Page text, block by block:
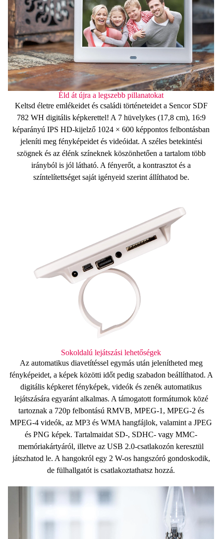
Éld át újra a legszebb pillanatokat
Keltsd életre emlékeidet és családi történeteidet a Sencor SDF
782 WH digitális képkerettel! A 7 hüvelykes (17,8 cm), 16:9
képarányú IPS HD-kijelző 1024 × 600 képpontos felbontásban
jeleníti meg fényképeidet és videóidat. A széles betekintési
szögnek és az élénk színeknek köszönhetően a tartalom több
irányból is jól látható. A fényerőt, a kontrasztot és a
színtelítettséget saját igényeid szerint állíthatod be.
Sokoldalú lejátszási lehetőségek
Az automatikus diavetítéssel egymás után jelenítheted meg
fényképeidet, a képek közötti időt pedig szabadon beállíthatod. A
digitális képkeret fényképek, videók és zenék automatikus
lejátszására egyaránt alkalmas. A támogatott formátumok közé
tartoznak a 720p felbontású RMVB, MPEG-1, MPEG-2 és
MPEG-4 videók, az MP3 és WMA hangfájlok, valamint a JPEG
és PNG képek. Tartalmaidat SD-, SDHC- vagy MMC-
memóriakártyáról, illetve az USB 2.0-csatlakozón keresztül
játszhatod le. A hangokról egy 2 W-os hangszóró gondoskodik,
de fülhallgatót is csatlakoztathatsz hozzá.